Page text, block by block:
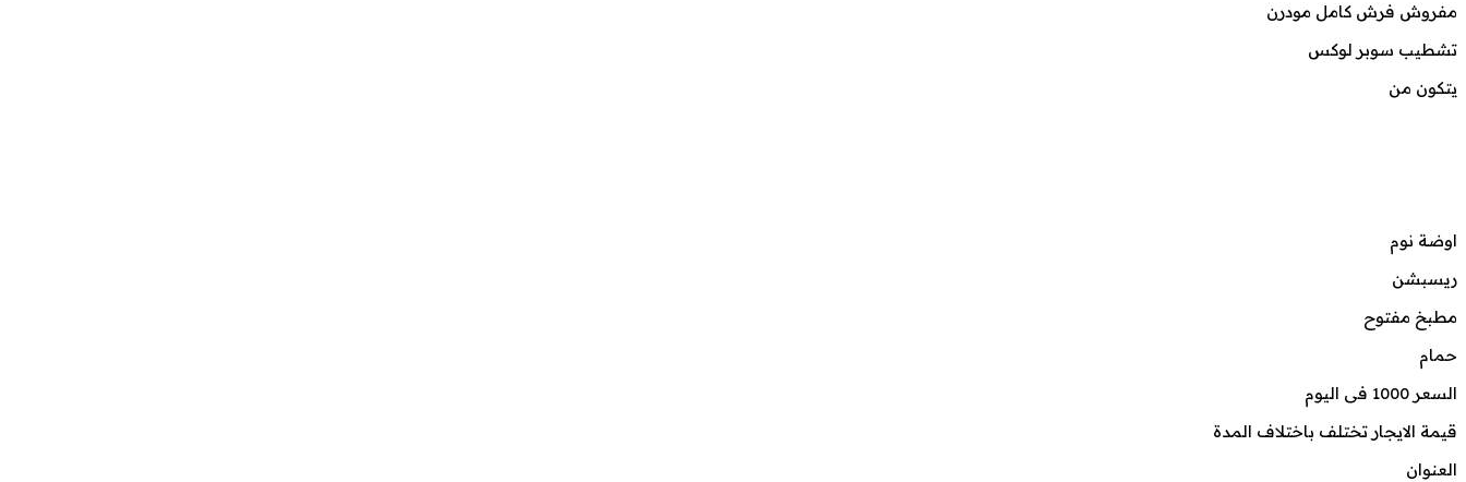
مفروش فرش كامل مودرن
تشطيب سوبر لوكس
يتكون من
اوضة نوم
ريسبشن
مطبخ مفتوح
حمام
السعر 1000 فى اليوم
قيمة الايجار تختلف باختلاف المدة
العنوان